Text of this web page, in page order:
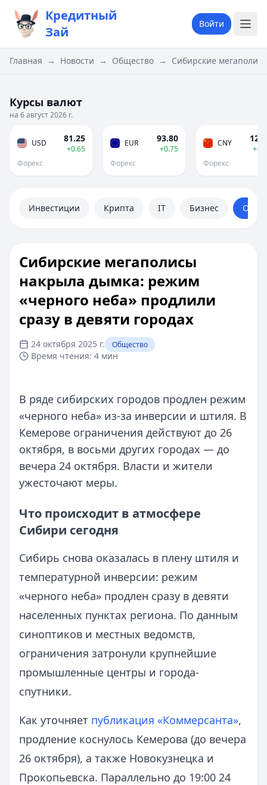
Кредитный
Зай
Войти
Главная → Новости → Общество → Сибирские
Курсы валют
на 6 август 2026 г.
USD 81.25
+0.65
Форекс
EUR 93.80
+0.75
Форекс
CNY
Форекс
Инвестиции Крипта IT Бизнес
Сибирские мегаполисы
накрыла дымка: режим
«черного неба» продлили
сразу в девяти городах
24 октября 2025 г. Общество
Время чтения: 4 мин
В ряде сибирских городов продлен режим
«черного неба» из‑за инверсии и штиля. В
Кемерове ограничения действуют до 26
октября, в восьми других городах — до
вечера 24 октября. Власти и жители
ужесточают меры.
Что происходит в атмосфере
Сибири сегодня
Сибирь снова оказалась в плену штиля и
температурной инверсии: режим
«черного неба» продлен сразу в девяти
населенных пунктах региона. По данным
синоптиков и местных ведомств,
ограничения затронули крупнейшие
промышленные центры и города-
спутники.
Как уточняет публикация «Коммерсанта»,
продление коснулось Кемерова (до вечера
26 октября), а также Новокузнецка и
Прокопьевска. Параллельно до 19:00 24